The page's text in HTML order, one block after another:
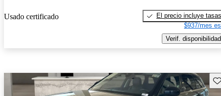
Usado certificado
El precio incluye tasas
$937/mes
Verif. disponibilidad